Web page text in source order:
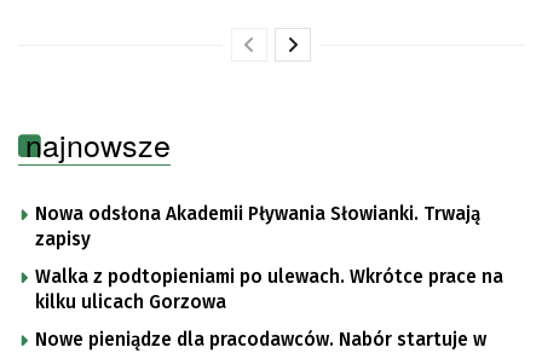
najnowsze
Nowa odsłona Akademii Pływania Słowianki. Trwają
zapisy
Walka z podtopieniami po ulewach. Wkrótce prace na
kilku ulicach Gorzowa
Nowe pieniądze dla pracodawców. Nabór startuje w